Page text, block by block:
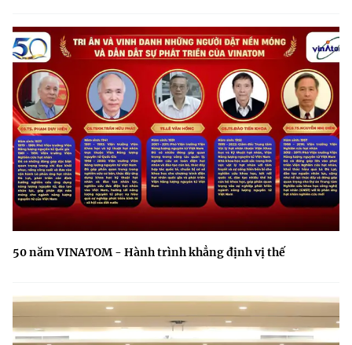
50 năm VINATOM - Hành trình khẳng định vị thế